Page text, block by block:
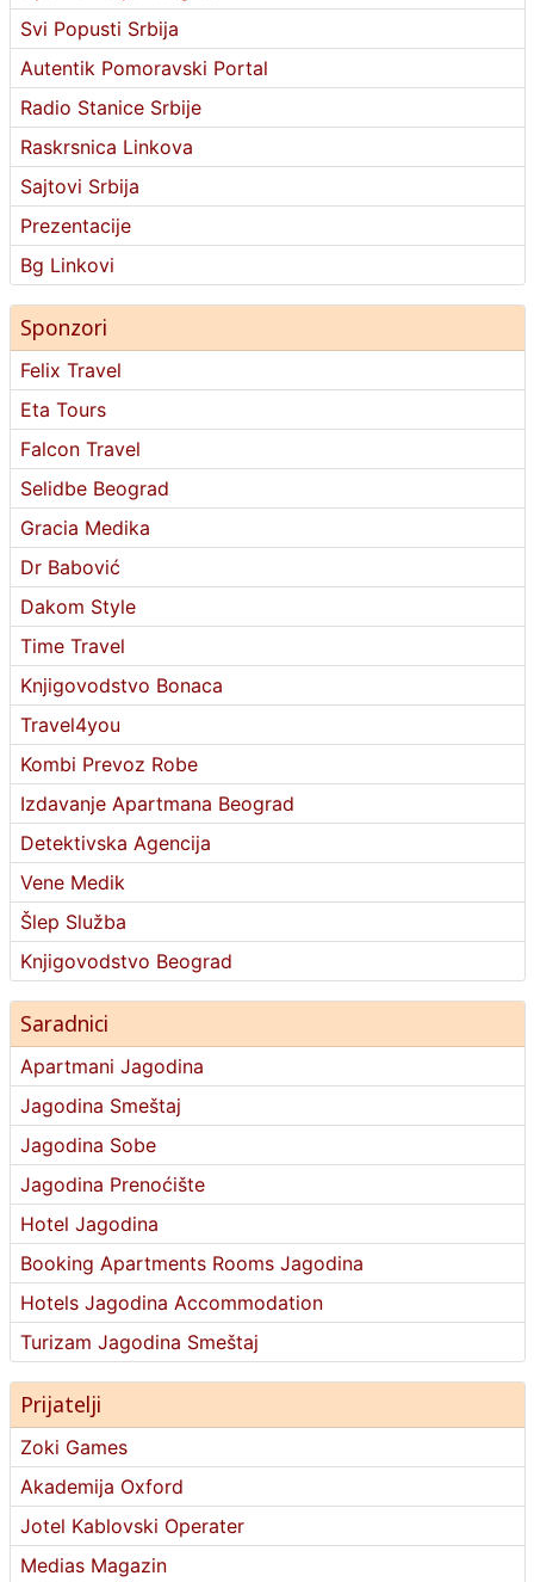
Svi Popusti Srbija
Autentik Pomoravski Portal
Radio Stanice Srbije
Raskrsnica Linkova
Sajtovi Srbija
Prezentacije
Bg Linkovi
Sponzori
Felix Travel
Eta Tours
Falcon Travel
Selidbe Beograd
Gracia Medika
Dr Babović
Dakom Style
Time Travel
Knjigovodstvo Bonaca
Travel4you
Kombi Prevoz Robe
Izdavanje Apartmana Beograd
Detektivska Agencija
Vene Medik
Šlep Služba
Knjigovodstvo Beograd
Saradnici
Apartmani Jagodina
Jagodina Smeštaj
Jagodina Sobe
Jagodina Prenoćište
Hotel Jagodina
Booking Apartments Rooms Jagodina
Hotels Jagodina Accommodation
Turizam Jagodina Smeštaj
Prijatelji
Zoki Games
Akademija Oxford
Jotel Kablovski Operater
Medias Magazin